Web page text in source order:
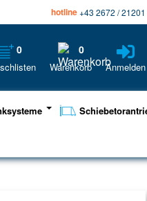
hotline+43 2672 / 21201
0 0
Warenkorb Anmelden